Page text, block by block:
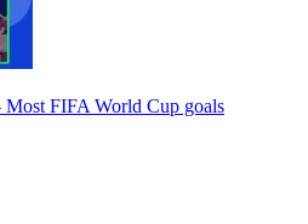
FIFA World Cup goals